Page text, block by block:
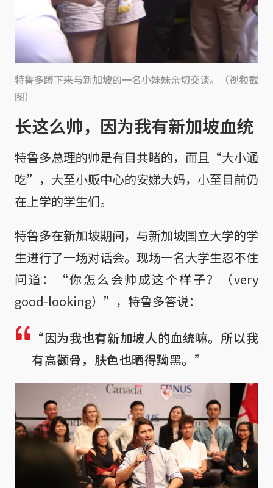
特鲁多蹲下来与新加坡的一名小妹妹亲切交谈。（视频截
图）
长这么帅，因为我有新加坡血统
特鲁多总理的帅是有目共睹的，而且“大小通
吃”，大至小贩中心的安娣大妈，小至目前仍
在上学的学生们。
特鲁多在新加坡期间，与新加坡国立大学的学
生进行了一场对话会。现场一名大学生忍不住
问道：“你怎么会帅成这个样子？（very
good-looking）”，特鲁多答说：
“因为我也有新加坡人的血统嘛。所以我
有高颧骨，肤色也晒得黝黑。”